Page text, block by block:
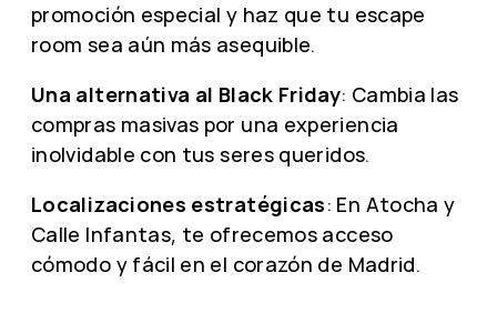
promoción especial y haz que tu escape
room sea aún más asequible.
Una alternativa al Black Friday: Cambia las
compras masivas por una experiencia
inolvidable con tus seres queridos.
Localizaciones estratégicas: En Atocha y
Calle Infantas, te ofrecemos acceso
cómodo y fácil en el corazón de Madrid.